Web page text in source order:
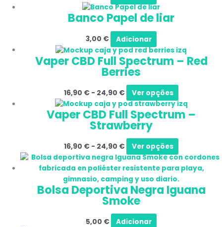
Banco Papel de liar
3,00 € Adicionar
Vaper CBD Full Spectrum – Red
Berries
16,90 € - 24,90 € Ver opções
Vaper CBD Full Spectrum –
Strawberry
16,90 € - 24,90 € Ver opções
Bolsa Deportiva Negra Iguana
Smoke
5,00 € Adicionar